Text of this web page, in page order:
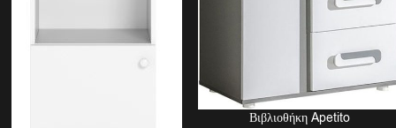
Βιβλιοθήκη Apetito